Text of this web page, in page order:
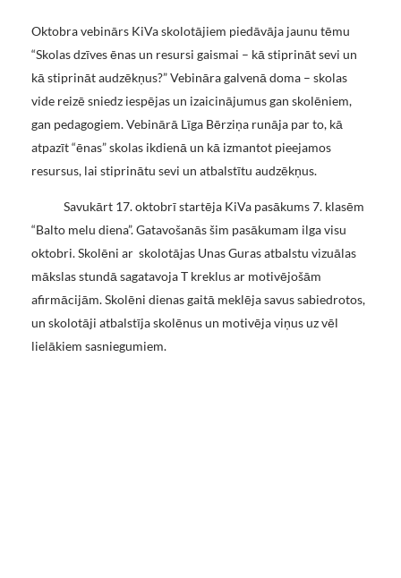
Oktobra vebinārs KiVa skolotājiem piedāvāja jaunu tēmu
“Skolas dzīves ēnas un resursi gaismai – kā stiprināt sevi un
kā stiprināt audzēkņus?” Vebināra galvenā doma – skolas
vide reizē sniedz iespējas un izaicinājumus gan skolēniem,
gan pedagogiem. Vebinārā Līga Bērziņa runāja par to, kā
atpazīt “ēnas” skolas ikdienā un kā izmantot pieejamos
resursus, lai stiprinātu sevi un atbalstītu audzēkņus.
Savukārt 17. oktobrī startēja KiVa pasākums 7. klasēm
“Balto melu diena”. Gatavošanās šim pasākumam ilga visu
oktobri. Skolēni ar skolotājas Unas Guras atbalstu vizuālas
mākslas stundā sagatavoja T kreklus ar motivējošām
afirmācijām. Skolēni dienas gaitā meklēja savus sabiedrotos,
un skolotāji atbalstīja skolēnus un motivēja viņus uz vēl
lielākiem sasniegumiem.